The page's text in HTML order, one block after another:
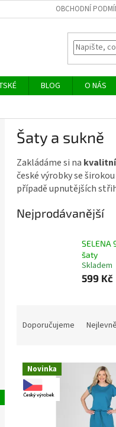
OBCHODNÍ
BLOG O NÁS
Šaty a sukně
Zakládáme si na
české výrobky se
případě upnutějších
Nejprodávanější
SELENA
šaty
Skladem
599 Kč
n
Doporučujeme
V Novinka